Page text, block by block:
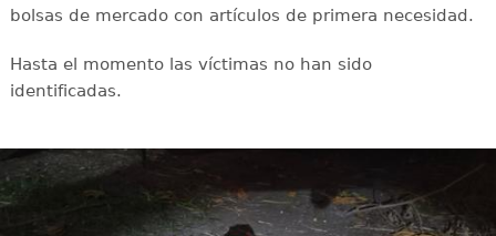
bolsas de mercado con artículos de primera necesidad.
Hasta el momento las víctimas no han sido
identificadas.